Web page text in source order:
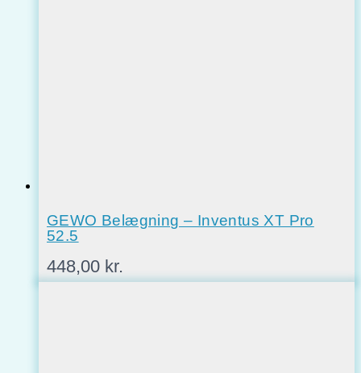
GEWO Belægning – Inventus XT Pro
52.5
448,00 kr.